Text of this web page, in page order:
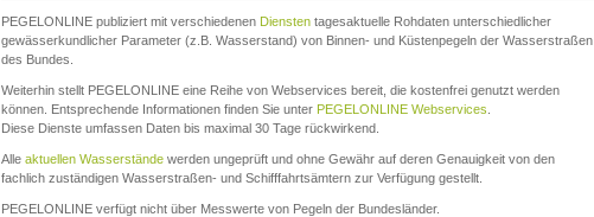
PEGELONLINE publiziert mit verschiedenen Diensten tagesaktuelle Rohdaten unterschiedlicher
gewässerkundlicher Parameter (z.B. Wasserstand) von Binnen- und Küstenpegeln der Wasserstraßen
des Bundes.
Weiterhin stellt PEGELONLINE eine Reihe von Webservices bereit, die kostenfrei genutzt werden
können. Entsprechende Informationen finden Sie unter PEGELONLINE Webservices
Diese Dienste umfassen Daten bis maximal 30 Tage rückwirkend.
Alle aktuellen Wasserstände werden ungeprüft und ohne Gewähr auf deren Genauigkeit von den
fachlich zuständigen Wasserstraßen- und Schifffahrtsämtern zur Verfügung gestellt.
PEGELONLINE verfügt nicht über Messwerte von Pegeln der Bundesländer.